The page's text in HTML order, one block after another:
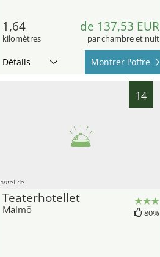
1,64
kilomètres
de 137,53 EUR
par chambre et nuit
Détails Montrer l'offre
14
hotel.de
Teaterhotellet
Malmö 80%